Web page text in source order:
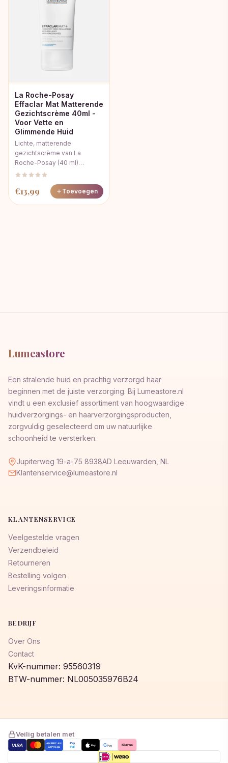
La Roche-Posay
Effaclar Mat Matterende
Gezichtscrème 40ml -
Voor Vette en
Glimmende Huid
Lichte, matterende
gezichtscrème van La
Roche-Posay (40 ml)…
€13,99 Toevoegen
Lumeastore
Een stralende huid en prachtig verzorgd haar
beginnen met de juiste verzorging. Bij Lumeastore.nl
vindt u een exclusief assortiment van hoogwaardige
huidverzorgings- en haarverzorgingsproducten,
zorgvuldig geselecteerd om uw natuurlijke
schoonheid te versterken.
Jupiterweg 19-a-75 8938AD Leeuwarden, NL
Klantenservice@lumeastore.nl
KLANTENSERVICE
Veelgestelde vragen
Verzendbeleid
Retourneren
Bestelling volgen
Leveringsinformatie
BEDRIJF
Over Ons
Contact
KvK-nummer: 95560319
BTW-nummer: NL005035976B24
Veilig betalen met
VISA
AMERICAN
EXPRESS
Pay
Pal Pay GPay Klarna